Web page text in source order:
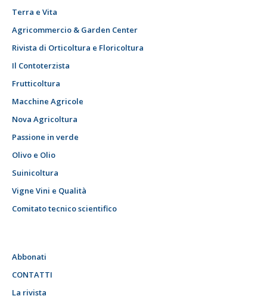
Terra e Vita
Agricommercio & Garden Center
Rivista di Orticoltura e Floricoltura
Il Contoterzista
Frutticoltura
Macchine Agricole
Nova Agricoltura
Passione in verde
Olivo e Olio
Suinicoltura
Vigne Vini e Qualità
Comitato tecnico scientifico
Abbonati
CONTATTI
La rivista